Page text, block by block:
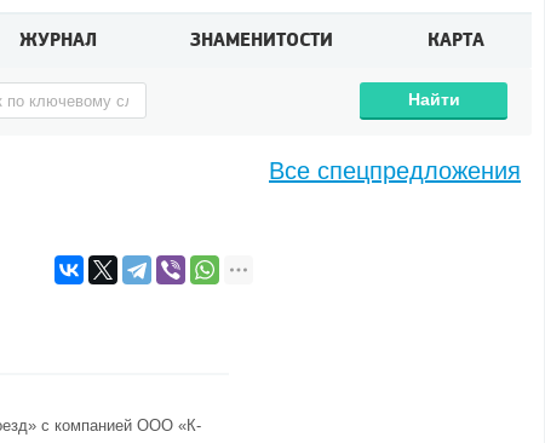
ЖУРНАЛ ЗНАМЕНИТОСТИ КАРТА
Найти
с компанией ООО «К-
Все спецпредложения